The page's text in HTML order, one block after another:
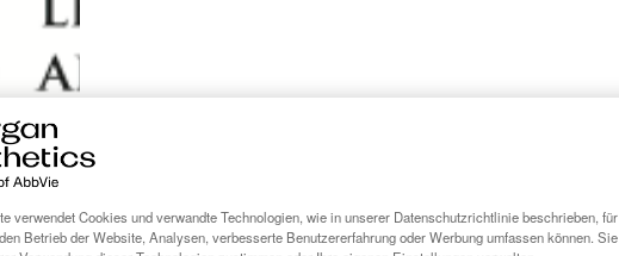
verwendet Cookies und verwandte Technologien, wie in unserer Datenschutzrichtlinie beschrieben, für
Betrieb der Website, Analysen, verbesserte Benutzererfahrung oder Werbung umfassen können. Sie